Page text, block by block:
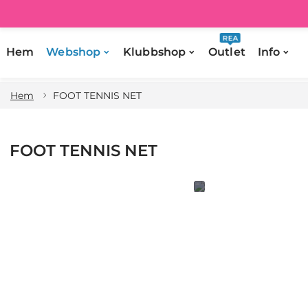
Hem Webshop Klubbshop Outlet
REA
Info
Hem FOOT TENNIS NET
FOOT TENNIS NET